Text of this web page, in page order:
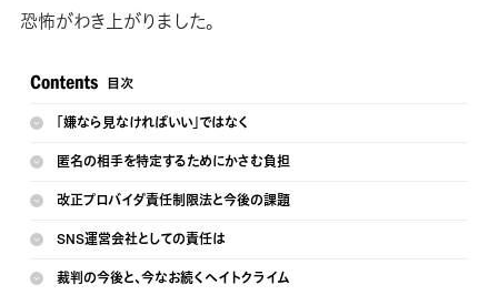
恐怖がわき上がりました。
「嫌なら見なければいい」ではなく
匿名の相手を特定するためにかさむ負担
改正プロバイダ責任制限法と今後の課題
SNS運営会社としての責任は
裁判の今後と、今なお続くヘイトクライム